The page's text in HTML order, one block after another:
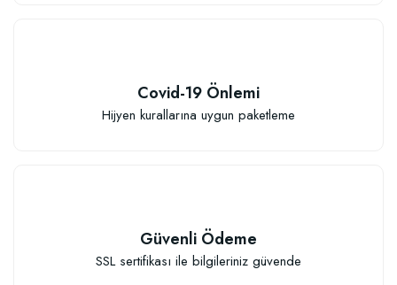
106,81 TL
Covid-19 Önlemi
Hijyen kurallarına uygun paketleme
Güvenli Ödeme
SSL sertifikası ile bilgileriniz güvende